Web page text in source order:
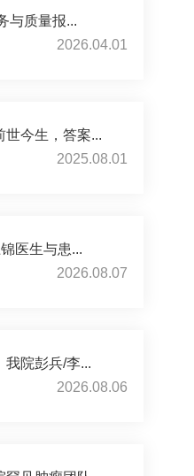
与质量报...
2026.04.01
世今生，答案...
2025.08.01
医生与患...
2026.08.07
我院彭兵/李...
2026.08.06